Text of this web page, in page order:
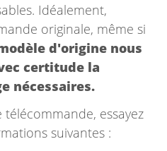
Idéalement,
originale, même si
d'origine nous
certitude la
nécessaires.
essayez
suivantes :